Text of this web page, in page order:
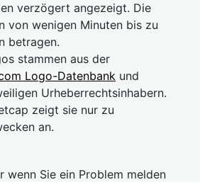
verzögert angezeigt. Die
von wenigen Minuten bis zu
betragen.
stammen aus der
Logo-Datenbank und
Urheberrechtsinhabern.
zeigt sie nur zu
an.
wenn Sie ein Problem melden